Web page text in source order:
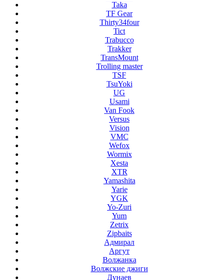
Taka
TF Gear
Thirty34four
Tict
Trabucco
Trakker
TransMount
Trolling master
TSF
TsuYoki
UG
Usami
Van Fook
Versus
Vision
VMC
Wefox
Wormix
Xesta
XTR
Yamashita
Yarie
YGK
Yo-Zuri
Yum
Zetrix
Zipbaits
Адмирал
Аргут
Волжанка
Волжские джиги
Дунаев